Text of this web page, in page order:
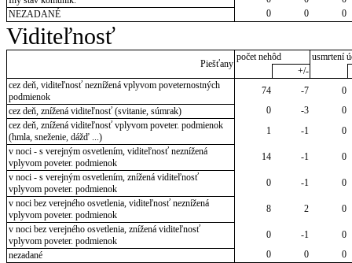
NEZADANÉ
0 0 0
Viditeľnosť
Piešťany
počet nehôd
usmrtení
+/-
cez deň, viditeľnosť neznížená vplyvom poveternostných
podmienok
74 -7
0
cez deň, znížená viditeľnosť (svitanie, súmrak)
0 -3
0
cez deň, znížená viditeľnosť vplyvom poveter. podmienok
(hmla, sneženie, dážď ...)
1 -1
0
v noci - s verejným osvetlením, viditeľnosť neznížená
vplyvom poveter. podmienok
14 -1
0
v noci - s verejným osvetlením, znížená viditeľnosť
vplyvom poveter. podmienok
0 -1
0
v noci bez verejného osvetlenia, viditeľnosť neznížená
vplyvom poveter. podmienok
8 2
0
v noci bez verejného osvetlenia, znížená viditeľnosť
vplyvom poveter. podmienok
0 -1
0
nezadané
0 0 0